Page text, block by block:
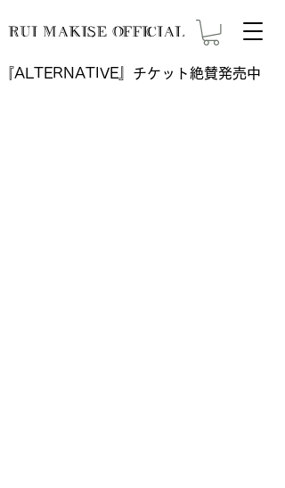
RUI MAKISE OFFICIAL
『ALTERNATIVE』チケット絶賛発売中